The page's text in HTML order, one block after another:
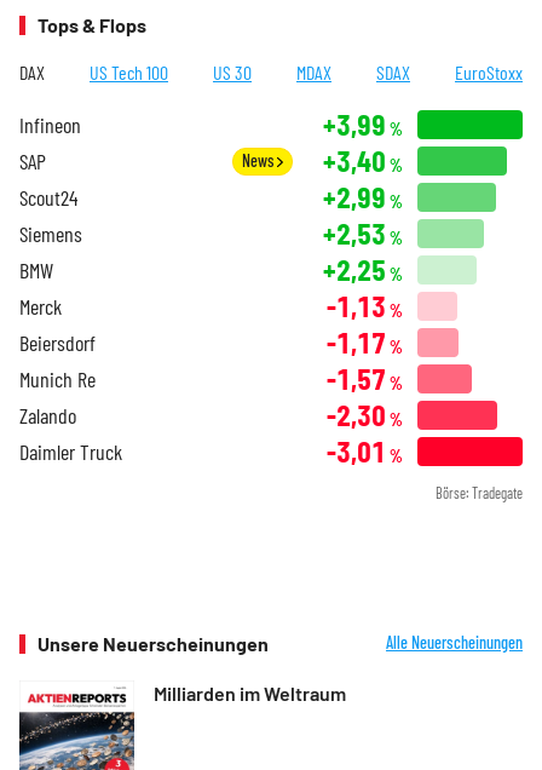
Tops & Flops
DAX US Tech 100 US 30 MDAX SDAX EuroStoxx
Infineon +3,99 %
SAP News +3,40 %
Scout24 +2,99 %
Siemens +2,53 %
BMW +2,25 %
Merck -1,13 %
Beiersdorf -1,17 %
Munich Re -1,57 %
Zalando -2,30 %
Daimler Truck -3,01 %
Börse: Tradegate
Unsere Neuerscheinungen Alle Neuerscheinungen
Milliarden im Weltraum